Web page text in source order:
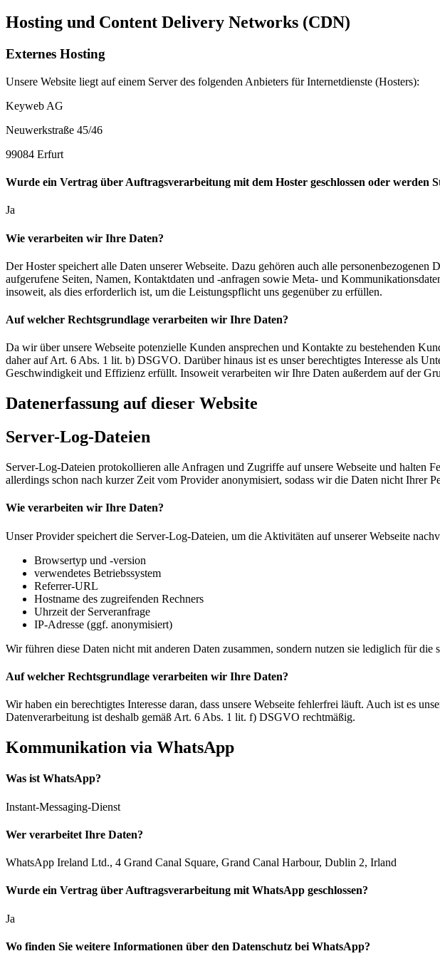
Hosting und Content Delivery Networks (CDN)
Externes Hosting
Unsere Website liegt auf einem Server des folgenden Anbieters für Internetdienste (Hosters):
Keyweb AG
Neuwerkstraße 45/46
99084 Erfurt
Wurde ein Vertrag über Auftragsverarbeitung mit dem Hoster geschlossen oder werden
Ja
Wie verarbeiten wir Ihre Daten?
Der Hoster speichert alle Daten unserer Webseite. Dazu gehören auch alle
aufgerufene Seiten, Namen, Kontaktdaten und -anfragen sowie Meta- und
insoweit, als dies erforderlich ist, um die Leistungspflicht uns gegenüber zu erfüllen.
Auf welcher Rechtsgrundlage verarbeiten wir Ihre Daten?
Da wir über unsere Webseite potenzielle Kunden ansprechen und Kontakte zu bestehenden
daher auf Art. 6 Abs. 1 lit. b) DSGVO. Darüber hinaus ist es unser berechtigtes Interesse als
Geschwindigkeit und Effizienz erfüllt. Insoweit verarbeiten wir Ihre Daten außerdem auf der
Datenerfassung auf dieser Website
Server-Log-Dateien
Server-Log-Dateien protokollieren alle Anfragen und Zugriffe auf unsere Webseite und halten
allerdings schon nach kurzer Zeit vom Provider anonymisiert, sodass wir die Daten nicht Ihrer
Wie verarbeiten wir Ihre Daten?
Unser Provider speichert die Server-Log-Dateien, um die Aktivitäten auf unserer Webseite
Browsertyp und -version
verwendetes Betriebssystem
Referrer-URL
Hostname des zugreifenden Rechners
Uhrzeit der Serveranfrage
IP-Adresse (ggf. anonymisiert)
Wir führen diese Daten nicht mit anderen Daten zusammen, sondern nutzen sie lediglich für die
Auf welcher Rechtsgrundlage verarbeiten wir Ihre Daten?
Wir haben ein berechtigtes Interesse daran, dass unsere Webseite fehlerfrei läuft. Auch ist es
Datenverarbeitung ist deshalb gemäß Art. 6 Abs. 1 lit. f) DSGVO rechtmäßig.
Kommunikation via WhatsApp
Was ist WhatsApp?
Instant-Messaging-Dienst
Wer verarbeitet Ihre Daten?
WhatsApp Ireland Ltd., 4 Grand Canal Square, Grand Canal Harbour, Dublin 2, Irland
Wurde ein Vertrag über Auftragsverarbeitung mit WhatsApp geschlossen?
Ja
Wo finden Sie weitere Informationen über den Datenschutz bei WhatsApp?